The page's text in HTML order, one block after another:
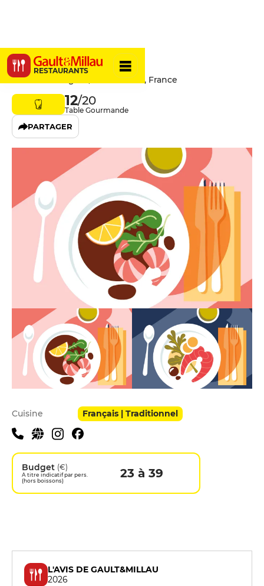
RESTAURANTS
Le Bon Abri
7 Place De l'Eglise, 22120 Hillion, France
12/20
Table Gourmande
PARTAGER
Infos pratiques
Cuisine Français | Traditionnel
Budget (€)
A titre indicatif par pers.
(hors boissons)
23 à 39
L'AVIS DE GAULT&MILLAU
2026